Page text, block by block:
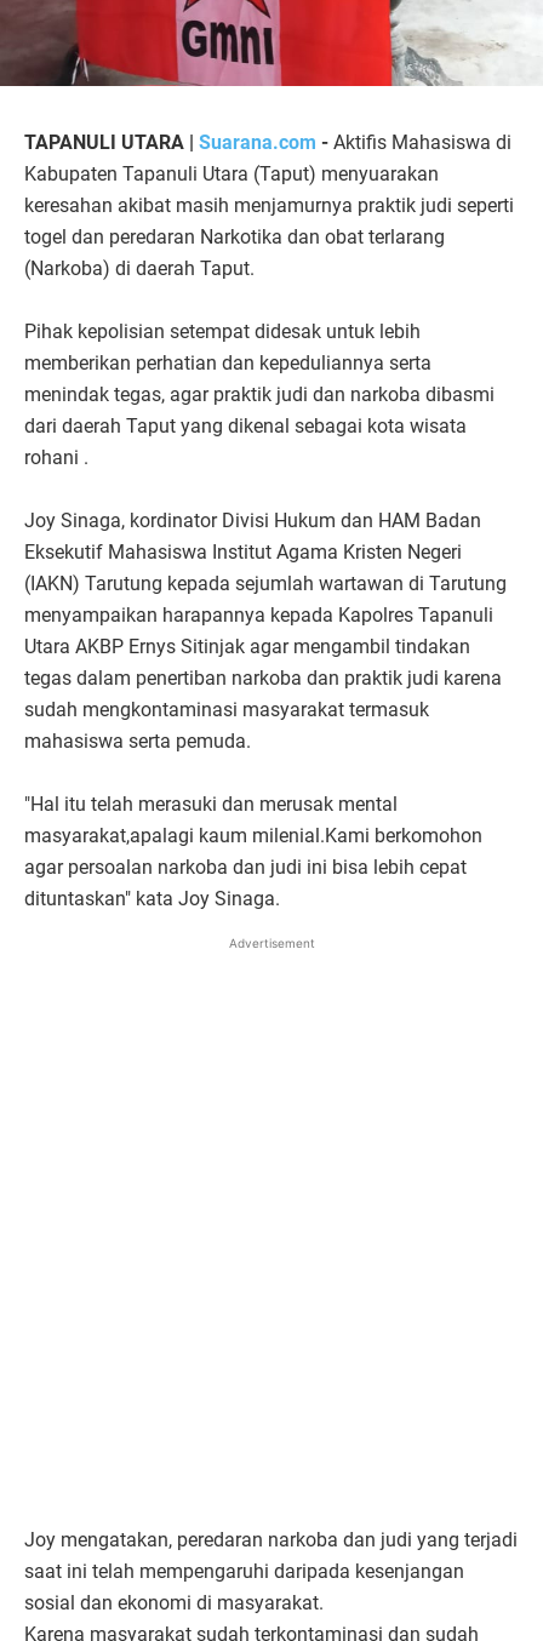
TAPANULI UTARA | Suarana.com - Aktifis Mahasiswa di
Kabupaten Tapanuli Utara (Taput) menyuarakan
keresahan akibat masih menjamurnya praktik judi seperti
togel dan peredaran Narkotika dan obat terlarang
(Narkoba) di daerah Taput.
Pihak kepolisian setempat didesak untuk lebih
memberikan perhatian dan kepeduliannya serta
menindak tegas, agar praktik judi dan narkoba dibasmi
dari daerah Taput yang dikenal sebagai kota wisata
rohani .
Joy Sinaga, kordinator Divisi Hukum dan HAM Badan
Eksekutif Mahasiswa Institut Agama Kristen Negeri
(IAKN) Tarutung kepada sejumlah wartawan di Tarutung
menyampaikan harapannya kepada Kapolres Tapanuli
Utara AKBP Ernys Sitinjak agar mengambil tindakan
tegas dalam penertiban narkoba dan praktik judi karena
sudah mengkontaminasi masyarakat termasuk
mahasiswa serta pemuda.
"Hal itu telah merasuki dan merusak mental
masyarakat,apalagi kaum milenial.Kami berkomohon
agar persoalan narkoba dan judi ini bisa lebih cepat
dituntaskan" kata Joy Sinaga.
Advertisement
Joy mengatakan, peredaran narkoba dan judi yang terjadi
saat ini telah mempengaruhi daripada kesenjangan
sosial dan ekonomi di masyarakat.
Karena masyarakat sudah terkontaminasi dan sudah